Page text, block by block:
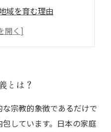
域を育む理由
刻の魅力を解剖
活への影響とは
家に与える変化とは
とは？
宗教的象徴であるだけで
しています。日本の家庭